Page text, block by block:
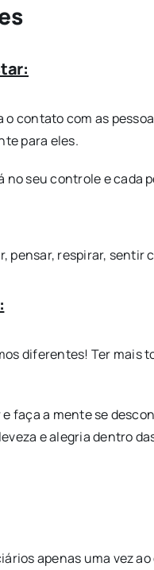
contato com as
para eles.
no seu controle e
pensar, respirar, sentir
diferentes! Ter mais
faça a mente se
e alegria dentro
apenas uma vez